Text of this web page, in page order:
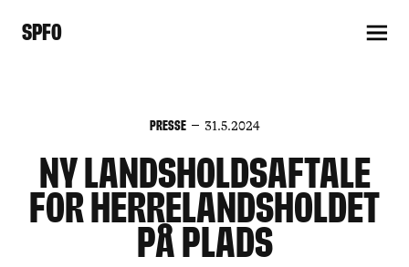
SPFO
Presse 31.5.2024
Ny landsholdsaftale
for Herrelandsholdet
på plads